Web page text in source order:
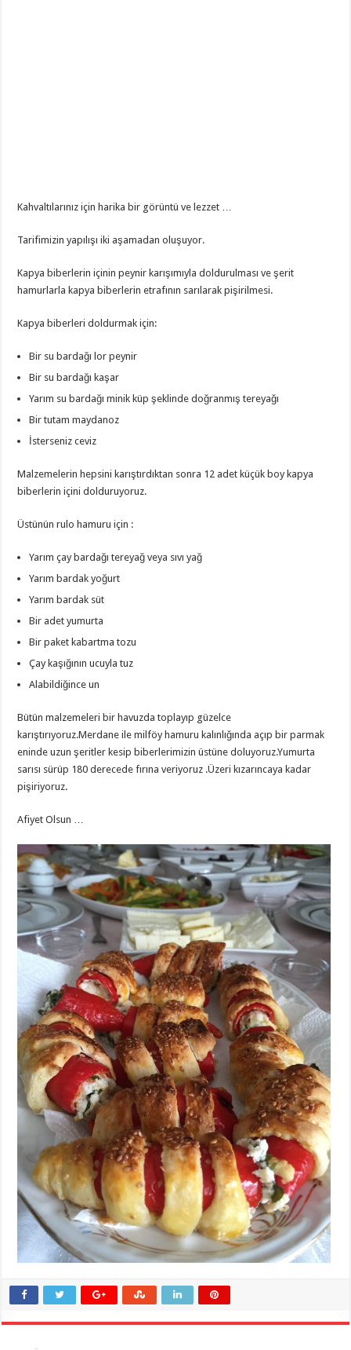
Kahvaltılarınız için harika bir görüntü ve lezzet …
Tarifimizin yapılışı iki aşamadan oluşuyor.
Kapya biberlerin içinin peynir karışımıyla doldurulması ve şerit
hamurlarla kapya biberlerin etrafının sarılarak pişirilmesi.
Kapya biberleri doldurmak için:
Bir su bardağı lor peynir
Bir su bardağı kaşar
Yarım su bardağı minik küp şeklinde doğranmış tereyağı
Bir tutam maydanoz
İsterseniz ceviz
Malzemelerin hepsini karıştırdıktan sonra 12 adet küçük boy kapya
biberlerin içini dolduruyoruz.
Üstünün rulo hamuru için :
Yarım çay bardağı tereyağ veya sıvı yağ
Yarım bardak yoğurt
Yarım bardak süt
Bir adet yumurta
Bir paket kabartma tozu
Çay kaşığının ucuyla tuz
Alabildiğince un
Bütün malzemeleri bir havuzda toplayıp güzelce
karıştırıyoruz.Merdane ile milföy hamuru kalınlığında açıp bir parmak
eninde uzun şeritler kesip biberlerimizin üstüne doluyoruz.Yumurta
sarısı sürüp 180 derecede fırına veriyoruz .Üzeri kızarıncaya kadar
pişiriyoruz.
Afiyet Olsun …